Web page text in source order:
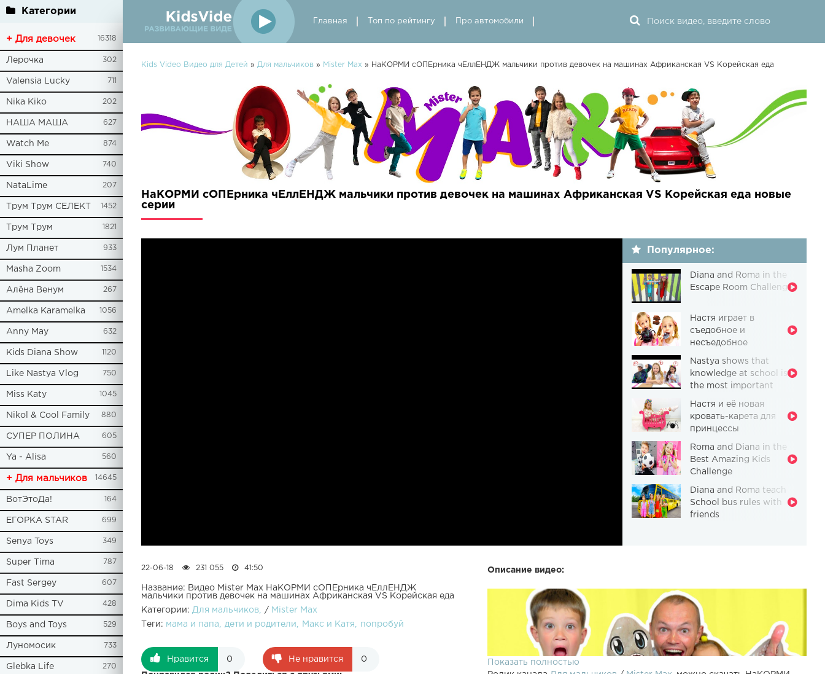
Категории
+ Для девочек 16318
Лерочка 302
Valensia Lucky 711
Nika Kiko 202
НАША МАША 627
Watch Me 874
Viki Show 740
NataLime 207
Трум Трум СЕЛЕКТ 1452
Трум Трум 1821
Лум Планет 933
Masha Zoom 1534
Алёна Венум 267
Amelka Karamelka 1056
Anny May 632
Kids Diana Show 1120
Like Nastya Vlog 750
Miss Katy 1045
Nikol & Cool Family 880
СУПЕР ПОЛИНА 605
Ya - Alisa 560
+ Для мальчиков 14645
ВотЭтоДа! 164
ЕГОРКА STAR 699
Senya Toys 349
Super Tima 787
Fast Sergey 607
Dima Kids TV 428
Boys and Toys 529
Луномосик 733
Glebka Life 270
Главная Топ по рейтингу Про автомобили
Kids Video Видео для Детей » Для мальчиков » Mister Max » НаКОРМИ сОПЕрника чЕллЕНДЖ мальчики против девочек на машинах Африканская VS Корейская еда
НаКОРМИ сОПЕрника чЕллЕНДЖ мальчики против девочек на машинах Африканская VS Корейская еда новые
серии
Популярное:
Diana and Roma in the
Escape Room Challenge
Настя играет в
съедобное и
несъедобное
Nastya shows that
knowledge at school is
the most important
Настя и её новая
кровать-карета для
принцессы
Roma and Diana in the
Best Amazing Kids
Challenge
Diana and Roma teach
School bus rules with
friends
Описание видео:
Показать полностью
22-06-18 231 055 41:50
Название: Видео Mister Max НаКОРМИ сОПЕрника чЕллЕНДЖ
мальчики против девочек на машинах Африканская VS Корейская еда
Категории: Для мальчиков /
Mister Max
Теги: мама и папа дети и родители Макс и Катя попробуй
Нравится 0 Не нравится 0